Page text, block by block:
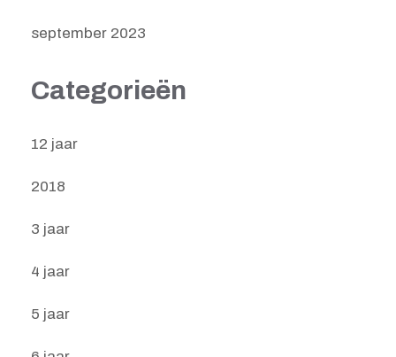
september 2023
Categorieën
12 jaar
2018
3 jaar
4 jaar
5 jaar